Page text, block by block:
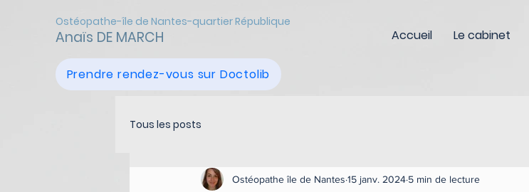
Ostéopathe-île de Nantes-quartier République
Anaïs DE MARCH Accueil Le cabinet
Prendre rendez-vous sur Doctolib
Tous les posts
Ostéopathe île de Nantes 15 janv. 2024 5 min de lecture